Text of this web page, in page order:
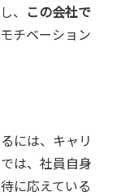
、 この会社で
チベーション
には、キャリ
は、社員自身
に応えている